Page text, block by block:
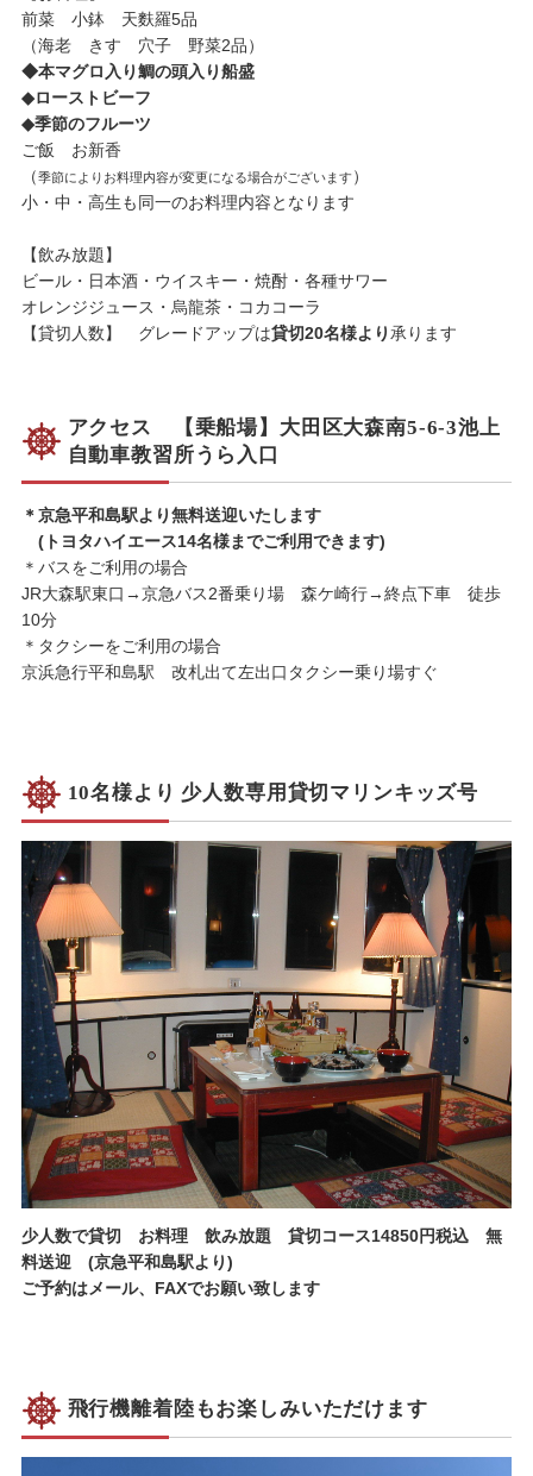
前菜 小鉢 天麩羅5品
（海老 きす 穴子 野菜2品）
◆本マグロ入り鯛の頭入り船盛
◆ローストビーフ
◆季節のフルーツ
ご飯 お新香
（季節によりお料理内容が変更になる場合がございます）
小・中・高生も同一のお料理内容となります
【飲み放題】
ビール・日本酒・ウイスキー・焼酎・各種サワー
オレンジジュース・烏龍茶・コカコーラ
【貸切人数】 グレードアップは貸切20名様より承ります
アクセス 【乗船場】大田区大森南5-6-3池上
自動車教習所うら入口
＊京急平和島駅より無料送迎いたします
(トヨタハイエース14名様までご利用できます)
＊バスをご利用の場合
JR大森駅東口→京急バス2番乗り場 森ケ崎行→終点下車 徒歩
10分
＊タクシーをご利用の場合
京浜急行平和島駅 改札出て左出口タクシー乗り場すぐ
10名様より 少人数専用貸切マリンキッズ号
少人数で貸切 お料理 飲み放題 貸切コース14850円税込 無
料送迎 (京急平和島駅より)
ご予約はメール、FAXでお願い致します
飛行機離着陸もお楽しみいただけます